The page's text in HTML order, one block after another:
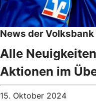
News der
Alle
Aktionen im
15. Oktober 2024